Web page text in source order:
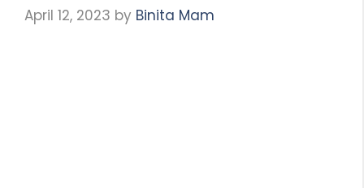
April 12, 2023 by Binita Mam